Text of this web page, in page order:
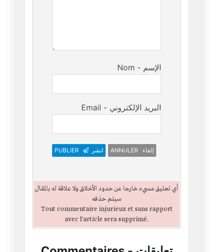
Nom - الإسم
Email - البريد الإلكتروني
PUBLIER انشر ANNULER إلغاء
أي تعليق مسيء خارجا عن حدود الأخلاق ولا علاقة له بالمقال
سيتم حذفه
Tout commentaire injurieux et sans rapport
avec l'article sera supprimé.